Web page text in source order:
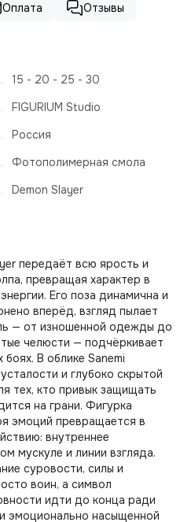
Оплата Отзывы
15 - 20 - 25 - 30
FIGURIUM Studio
Россия
Фотополимерная смола
Demon Slayer
передаёт всю ярость и
превращая характер в
Его поза динамична и
вперёд, взгляд пылает
— от изношенной одежды до
челюсти — подчёркивает
В облике Sanemi
и глубоко скрытой
тех, кто привык защищать
на грани. Фигурка
эмоций превращается в
внутреннее
мускуле и линии взгляда.
суровости, силы и
воин, а символ
идти до конца ради
эмоционально насыщенной